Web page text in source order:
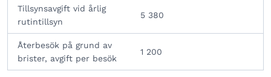
Tillsynsavgift vid årlig
rutintillsyn
5 380
Återbesök på grund av
brister, avgift per besök
1 200